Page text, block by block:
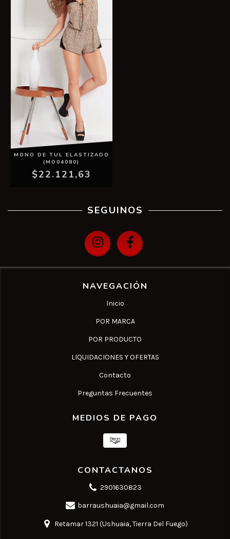
MONO DE TUL ELASTIZADO
(MO04080)
$22.121,63
SEGUINOS
NAVEGACIÓN
Inicio
POR MARCA
POR PRODUCTO
LIQUIDACIONES Y OFERTAS
Contacto
Preguntas Frecuentes
MEDIOS DE PAGO
CONTACTANOS
2901630823
barraushuaia@gmail.com
Retamar 1321 (Ushuaia, Tierra Del Fuego)